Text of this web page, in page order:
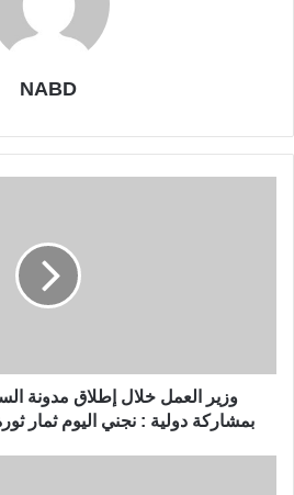
NABD
وزير العمل خلال إطلاق مدونة
بمشاركة دولية : نجني اليوم ثمار ثورة 30 يونيو ببناء